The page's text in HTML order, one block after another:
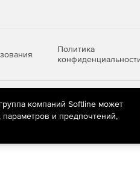
Политика
технологии
находящихся на территории
компаний Softline может
и предпочтений,